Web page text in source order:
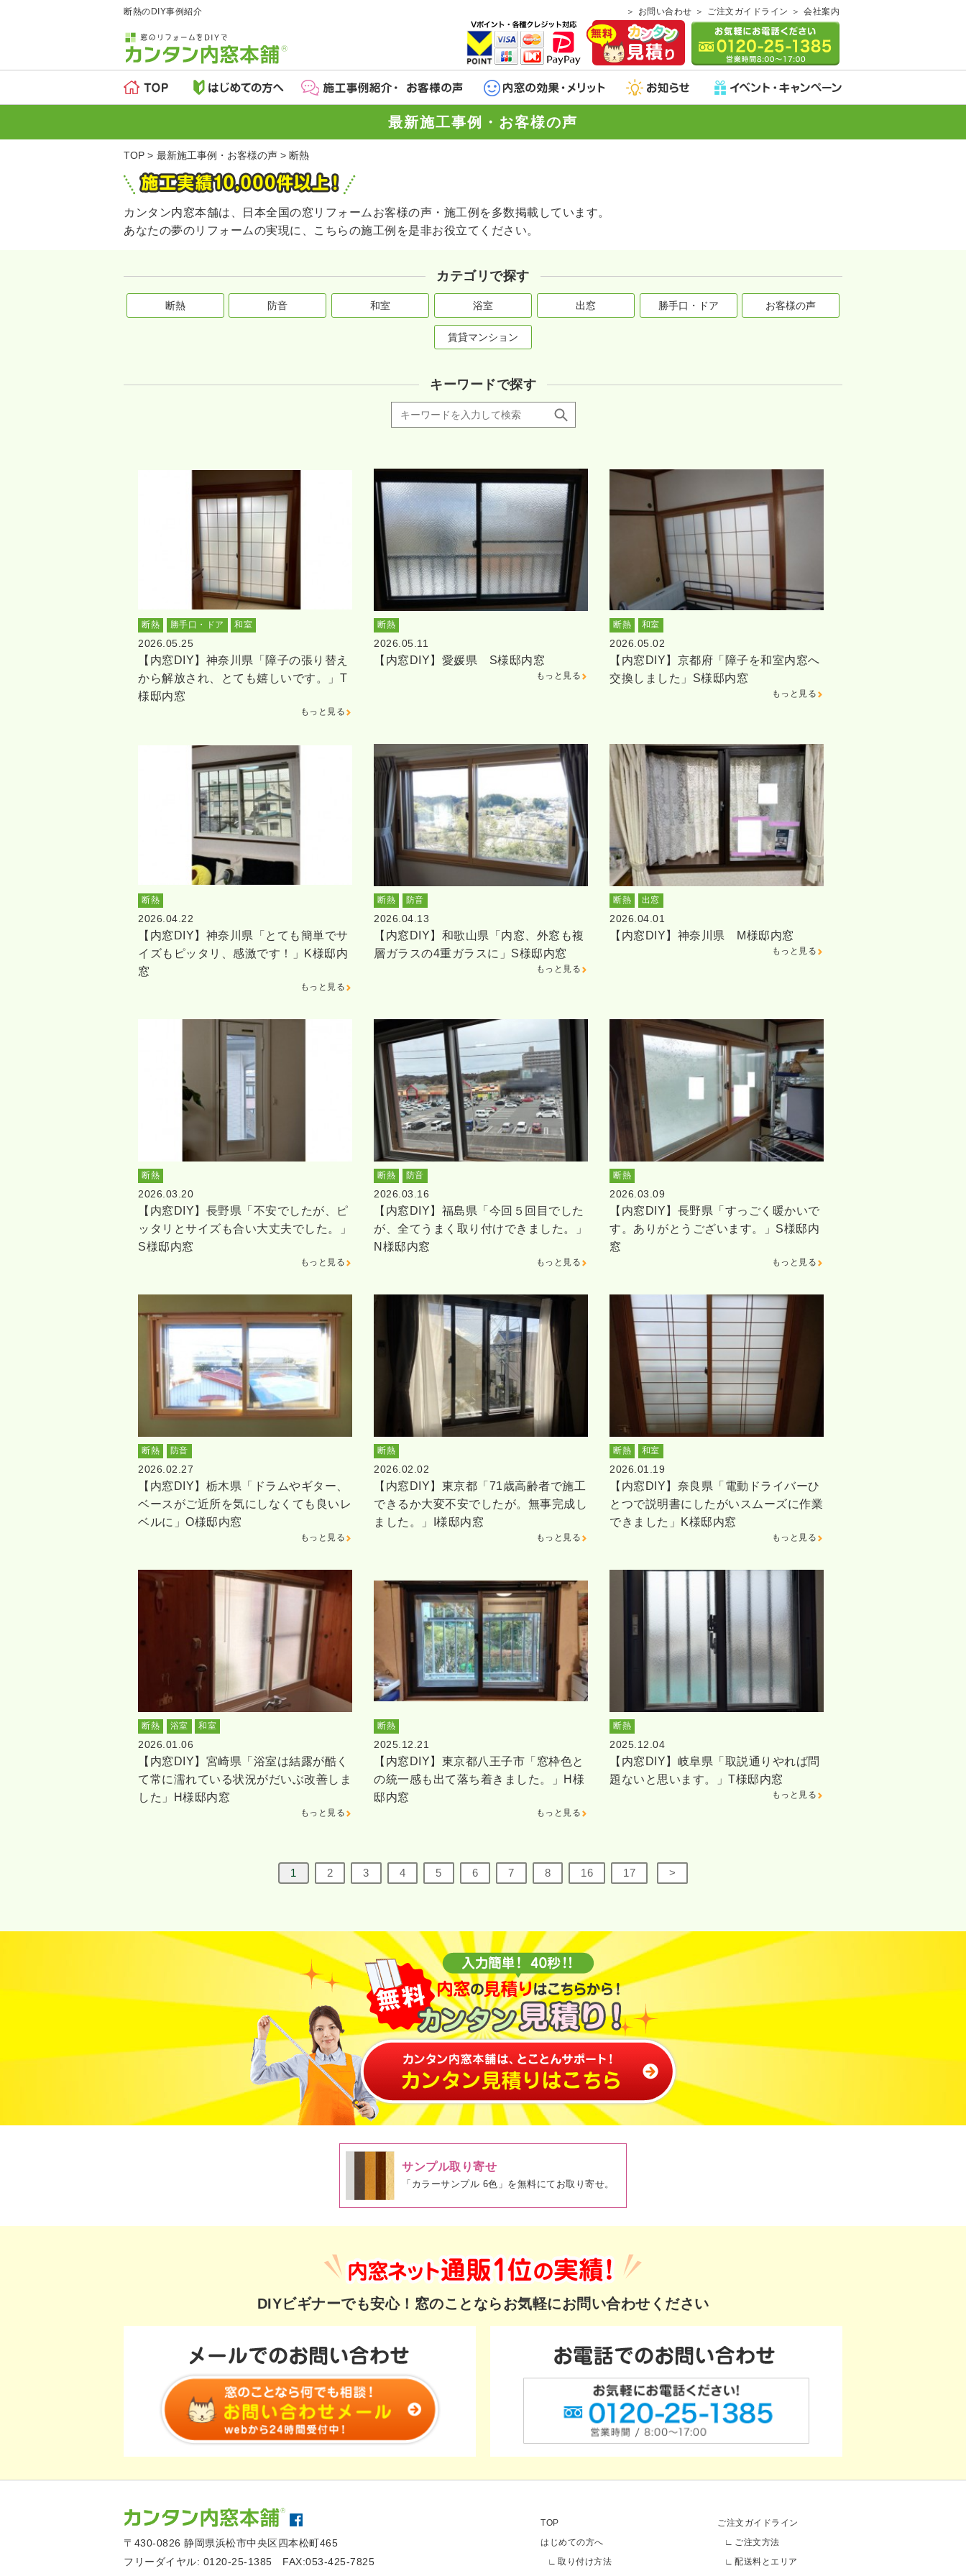
断熱のDIY事例紹介 お問い合わせ ご注文ガイドライン 会社案内
最新施工事例・お客様の声
TOP 最新施工事例・お客様の声 断熱
カンタン内窓本舗は、日本全国の窓リフォームお客様の声・施工例を多数掲載しています。
あなたの夢のリフォームの実現に、こちらの施工例を是非お役立てください。
カテゴリで探す
断熱 防音 和室 浴室 出窓 勝手口・ドア お客様の声
賃貸マンション
キーワードで探す
断熱 勝手口・ドア 和室
2026.05.25
【内窓DIY】神奈川県「障子の張り替え
から解放され、とても嬉しいです。」T
様邸内窓
もっと見る
断熱
2026.05.11
【内窓DIY】愛媛県 S様邸内窓
もっと見る
断熱 和室
2026.05.02
【内窓DIY】京都府「障子を和室内窓へ
交換しました」S様邸内窓
もっと見る
断熱
2026.04.22
【内窓DIY】神奈川県「とても簡単でサ
イズもピッタリ、感激です！」K様邸内
窓
もっと見る
断熱 防音
2026.04.13
【内窓DIY】和歌山県「内窓、外窓も複
層ガラスの4重ガラスに」S様邸内窓
もっと見る
断熱 出窓
2026.04.01
【内窓DIY】神奈川県 M様邸内窓
もっと見る
断熱
2026.03.20
【内窓DIY】長野県「不安でしたが、ピ
ッタリとサイズも合い大丈夫でした。」
S様邸内窓
もっと見る
断熱 防音
2026.03.16
【内窓DIY】福島県「今回５回目でした
が、全てうまく取り付けできました。」
N様邸内窓
もっと見る
断熱
2026.03.09
【内窓DIY】長野県「すっごく暖かいで
す。ありがとうございます。」S様邸内
窓
もっと見る
断熱 防音
2026.02.27
【内窓DIY】栃木県「ドラムやギター、
ベースがご近所を気にしなくても良いレ
ベルに」O様邸内窓
もっと見る
断熱
2026.02.02
【内窓DIY】東京都「71歳高齢者で施工
できるか大変不安でしたが。無事完成し
ました。」I様邸内窓
もっと見る
断熱 和室
2026.01.19
【内窓DIY】奈良県「電動ドライバーひ
とつで説明書にしたがいスムーズに作業
できました」K様邸内窓
もっと見る
断熱 浴室 和室
2026.01.06
【内窓DIY】宮崎県「浴室は結露が酷く
て常に濡れている状況がだいぶ改善しま
した」H様邸内窓
もっと見る
断熱
2025.12.21
【内窓DIY】東京都八王子市「窓枠色と
の統一感も出て落ち着きました。」H様
邸内窓
もっと見る
断熱
2025.12.04
【内窓DIY】岐阜県「取説通りやれば問
題ないと思います。」T様邸内窓
もっと見る
1 2 3 4 5 6 7 8 16 17 >
サンプル取り寄せ
「カラーサンプル 6色」を無料にてお取り寄せ。
DIYビギナーでも安心！ 窓のことならお気軽にお問い合わせください
〒430-0826 静岡県浜松市中央区四本松町465
フリーダイヤル: 0120-25-1385
FAX:053-425-7825
TOP
はじめての方へ
取り付け方法
ご注文ガイドライン
ご注文方法
配送料とエリア